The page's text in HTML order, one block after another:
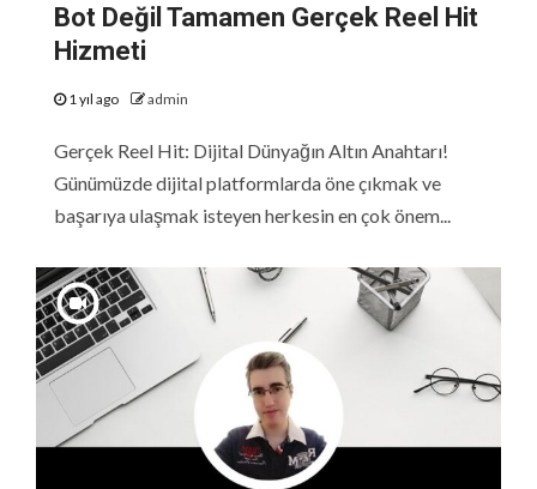
Bot Değil Tamamen Gerçek Reel Hit
Hizmeti
1 yıl ago admin
Gerçek Reel Hit: Dijital Dünyağın Altın Anahtarı!
Günümüzde dijital platformlarda öne çıkmak ve
başarıya ulaşmak isteyen herkesin en çok önem...